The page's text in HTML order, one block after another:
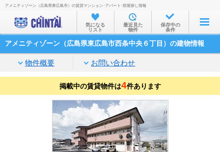
お部屋を探す
沿線・駅から
家賃相場から
通勤通学時間から
物件特集から
不動産会社から
TOP
アメニティゾーン（広島県東広島市）の賃貸マンション･アパート･部屋探し情報
気になる
リスト
最近見た
物件
保存中の
条件
アメニティゾーン（広島県東広島市西条中央６丁目）の建物情報
物件概要 お問い合わせ
掲載中の賃貸物件は4件あります